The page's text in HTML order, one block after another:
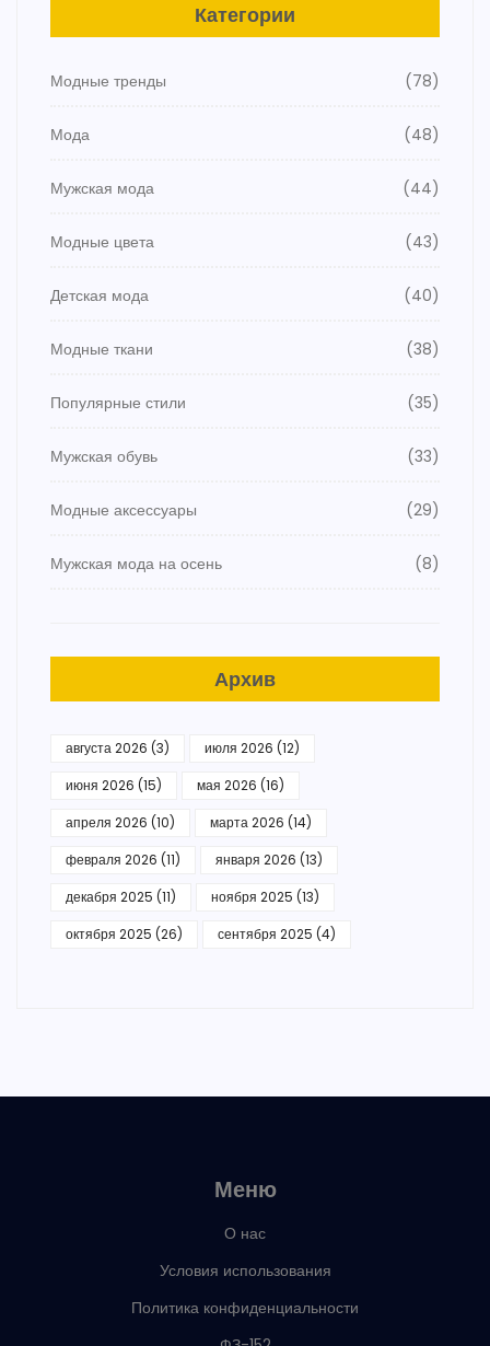
Категории
Модные тренды (78)
Мода (48)
Мужская мода (44)
Модные цвета (43)
Детская мода (40)
Модные ткани (38)
Популярные стили (35)
Мужская обувь (33)
Модные аксессуары (29)
Мужская мода на осень (8)
Архив
августа 2026 (3) июля 2026 (12)
июня 2026 (15) мая 2026 (16)
апреля 2026 (10) марта 2026 (14)
февраля 2026 (11) января 2026 (13)
декабря 2025 (11) ноября 2025 (13)
октября 2025 (26) сентября 2025 (4)
Меню
О нас
Условия использования
Политика конфиденциальности